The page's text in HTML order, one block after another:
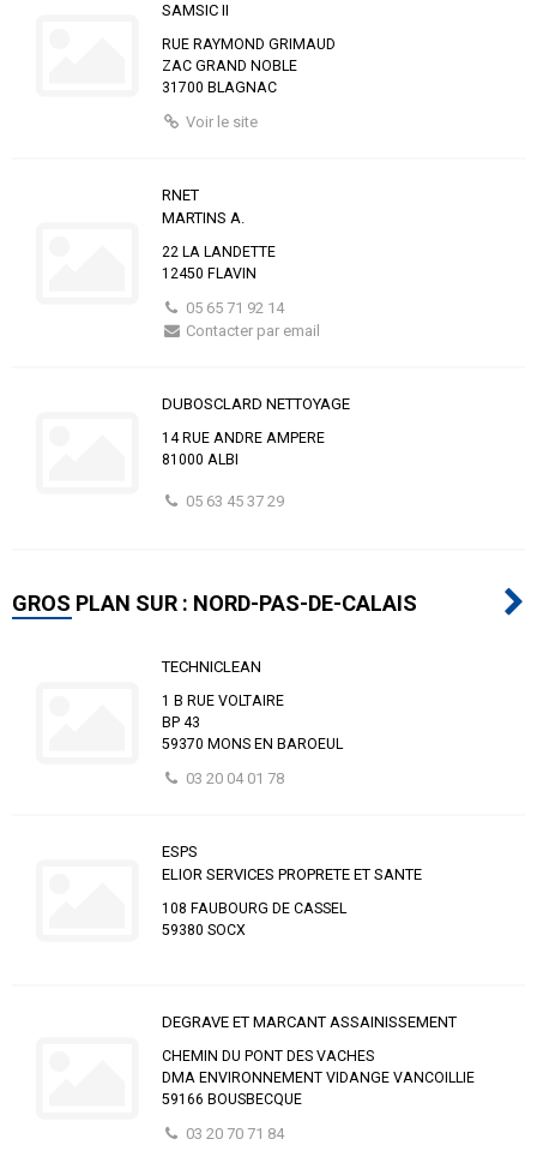
SAMSIC II
RUE RAYMOND GRIMAUD
ZAC GRAND NOBLE
31700 BLAGNAC
Voir le site
RNET
MARTINS A.
22 LA LANDETTE
12450 FLAVIN
05 65 71 92 14
Contacter par email
DUBOSCLARD NETTOYAGE
14 RUE ANDRE AMPERE
81000 ALBI
05 63 45 37 29
GROS PLAN SUR : NORD-PAS-DE-CALAIS
TECHNICLEAN
1 B RUE VOLTAIRE
BP 43
59370 MONS EN BAROEUL
03 20 04 01 78
ESPS
ELIOR SERVICES PROPRETE ET SANTE
108 FAUBOURG DE CASSEL
59380 SOCX
DEGRAVE ET MARCANT ASSAINISSEMENT
CHEMIN DU PONT DES VACHES
DMA ENVIRONNEMENT VIDANGE VANCOILLIE
59166 BOUSBECQUE
03 20 70 71 84